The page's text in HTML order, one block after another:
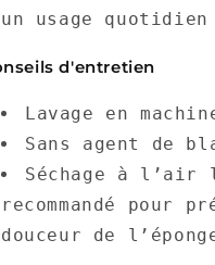
un usage quotidien
d'entretien
Lavage en
Sans agent de
Séchage à l’air
recommandé pour
douceur de